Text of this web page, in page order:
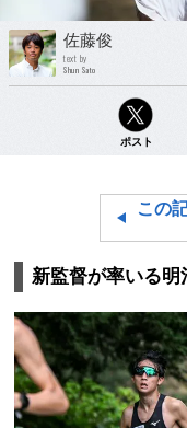
佐藤俊
text by
Shun Sato
ポスト
この
新監督が率いる明